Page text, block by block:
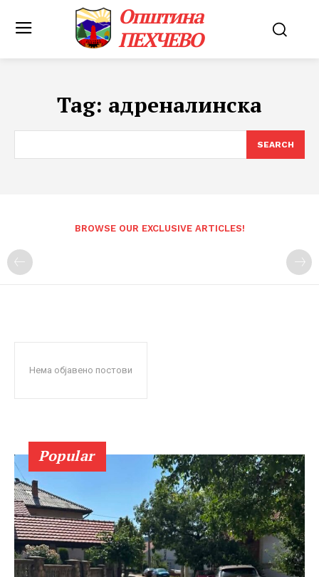
Општина
ПЕХЧЕВО
Tag: адреналинска
SEARCH
BROWSE OUR EXCLUSIVE ARTICLES!
Нема објавено постови
Popular